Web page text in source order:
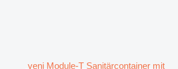
yeni Module-T Sanitärcontainer mit